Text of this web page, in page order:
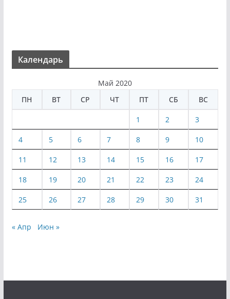
Календарь
Май 2020
ПН
ВТ СР ЧТ ПТ СБ ВС
1 2 3
4 5 6 7 8 9 10
11 12 13 14 15 16 17
18 19 20 21 22 23 24
25 26 27 28 29 30 31
« Апр Июн »